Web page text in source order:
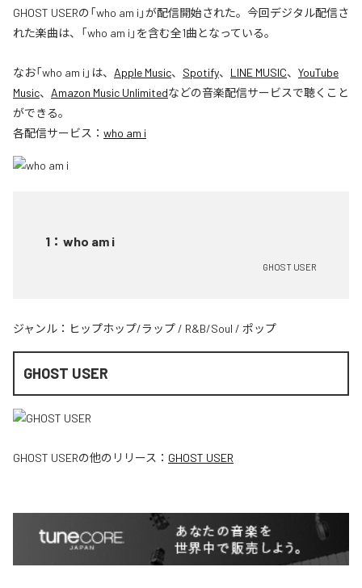
GHOST USERの「who am i」が配信開始された。今回デジタル配信さ
れた楽曲は、「who am i」を含む全1曲となっている。
なお「who am i 」は、 Apple Music、 Spotify、 LINE MUSIC、 YouTube
Music、 Amazon Music Unlimitedなどの音楽配信サービスで聴くこと
ができる。
各配信サービス： who am i
1 ： who am i
GHOST USER
ジャンル： ヒップホップ/ラップ / R&B/Soul / ポップ
GHOST USER
GHOST USERの他のリリース： GHOST USER